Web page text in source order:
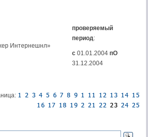
Интернешнл»
проверяемый
период:
с 01.01.2004 пО
31.12.2004